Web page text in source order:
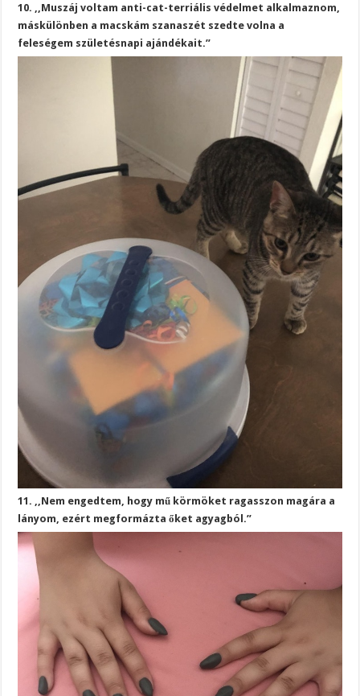
10. ,,Muszáj voltam anti-cat-terriális védelmet alkalmaznom,
máskülönben a macskám szanaszét szedte volna a
feleségem születésnapi ajándékait.”
11. ,,Nem engedtem, hogy mű körmöket ragasszon magára a
lányom, ezért megformázta őket agyagból.”